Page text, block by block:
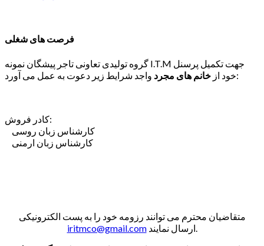
فرصت های شغلی
گروه تولیدی تعاونی تاجر پیشگان نمونه I.T.M جهت تکمیل پرسنل
خود از خانم های مجرد واجد شرایط زیر دعوت به عمل می آورد:
کادر فروش:
کارشناس زبان روسی
کارشناس زبان ارمنی
متقاضیان محترم می توانند رزومه خود را به پست الکترونیکی
iritmco@gmail.com